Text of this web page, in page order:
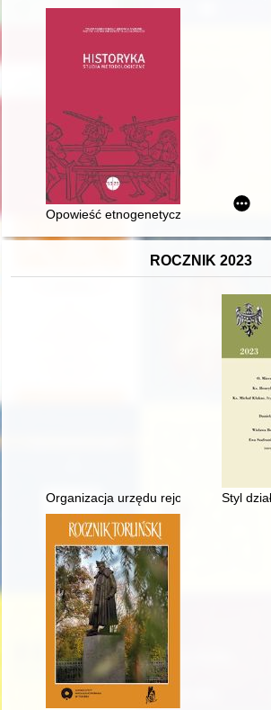
Opowieść etnogenetyczna a warsztat
ROCZNIK 2023
Organizacja urzędu rejonowego na
Styl